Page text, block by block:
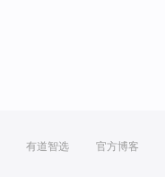
有道智选 官方博客